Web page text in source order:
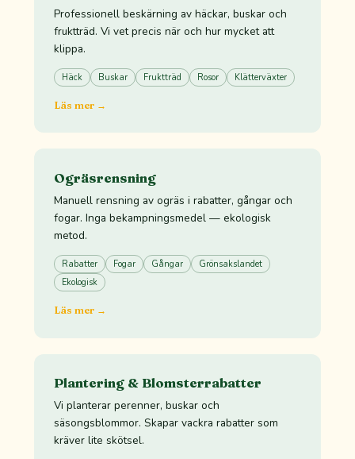
Professionell beskärning av häckar, buskar och
fruktträd. Vi vet precis när och hur mycket att
klippa.
Häck Buskar Fruktträd Rosor Klätterväxter
Läs mer →
Ogräsrensning
Manuell rensning av ogräs i rabatter, gångar och
fogar. Inga bekampningsmedel — ekologisk
metod.
Rabatter Fogar Gångar
Grönsakslandet
Ekologisk
Läs mer →
Plantering & Blomsterrabatter
Vi planterar perenner, buskar och
säsongsblommor. Skapar vackra rabatter som
kräver lite skötsel.